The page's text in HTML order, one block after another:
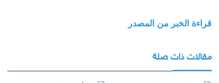
قراءة الخبر من المصدر
مقالات ذات صلة